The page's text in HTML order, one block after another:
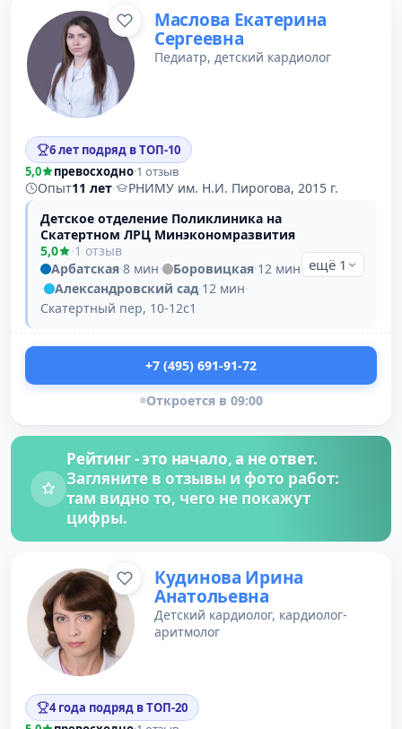
Маслова Екатерина
Сергеевна
Педиатр, детский кардиолог
6 лет подряд в ТОП-10
5,0
превосходно·1 отзыв
Опыт11 лет·
РНИМУ им. Н.И. Пирогова, 2015 г.
Детское отделение Поликлиника на
Скатертном ЛРЦ Минэкономразвития
5,0
·1 отзыв
Арбатская·8 мин· Боровицкая·12 мин
·
Александровский сад·12 мин·
Скатертный пер, 10-12с1
ещё 1
+7 (495) 691-91-72
Откроется в 09:00
Рейтинг - это начало, а не ответ.
Загляните в отзывы и фото работ:
там видно то, чего не покажут
цифры.
Кудинова Ирина
Анатольевна
Детский кардиолог, кардиолог-
аритмолог
4 года подряд в ТОП-20